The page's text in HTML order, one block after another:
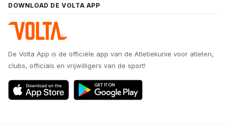
DOWNLOAD DE VOLTA APP
De Volta App is de officiële app van de Atletiekunie voor atleten,
clubs, officials en vrijwilligers van de sport!